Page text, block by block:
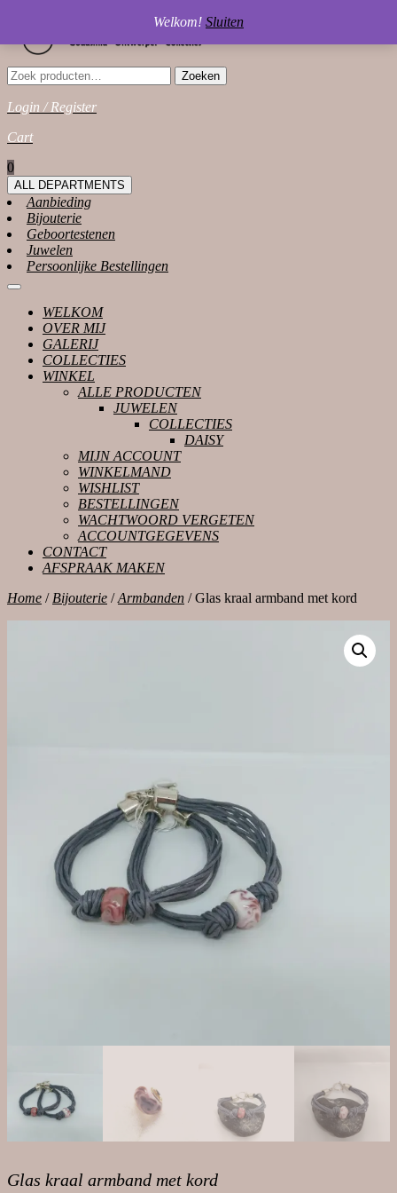
content
Zoeken
naar:
Zoeken
Login / Register
Login
Register
Cart
shopping
cart
0
ALL DEPARTMENTS
Aanbieding
Bijouterie
Geboortestenen
Juwelen
Persoonlijke Bestellingen
Open
ButtonWELKOM
OVER MIJ
GALERIJ
COLLECTIES
WINKEL
ALLE PRODUCTEN
JUWELEN
COLLECTIES
DAISY
MIJN ACCOUNT
WINKELMAND
WISHLIST
BESTELLINGEN
WACHTWOORD VERGETEN
ACCOUNTGEGEVENS
CONTACT
AFSPRAAK MAKEN
CLOSE
Home / Bijouterie /Armbanden / Glas kraal armband met kord
Glas kraal armband met kord
Welkom! Sluiten